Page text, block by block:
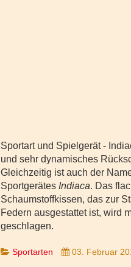
Sportart und Spielgerät -
und sehr dynamisches
Gleichzeitig ist auch der
Sportgerätes Indiaca. Das
Schaumstoffkissen, das zur
Federn ausgestattet ist, wird
geschlagen.
Sportarten 03. Februar